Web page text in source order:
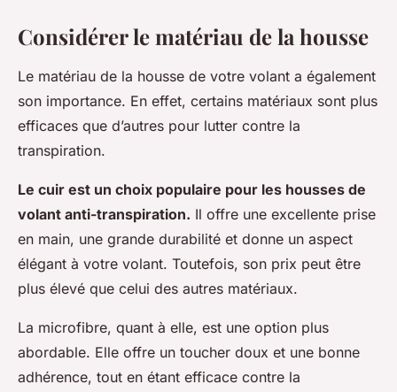
Considérer le matériau de la housse
Le matériau de la housse de votre volant a également
son importance. En effet, certains matériaux sont plus
efficaces que d’autres pour lutter contre la
transpiration.
Le cuir est un choix populaire pour les housses de
volant anti-transpiration. Il offre une excellente prise
en main, une grande durabilité et donne un aspect
élégant à votre volant. Toutefois, son prix peut être
plus élevé que celui des autres matériaux.
La microfibre, quant à elle, est une option plus
abordable. Elle offre un toucher doux et une bonne
adhérence, tout en étant efficace contre la